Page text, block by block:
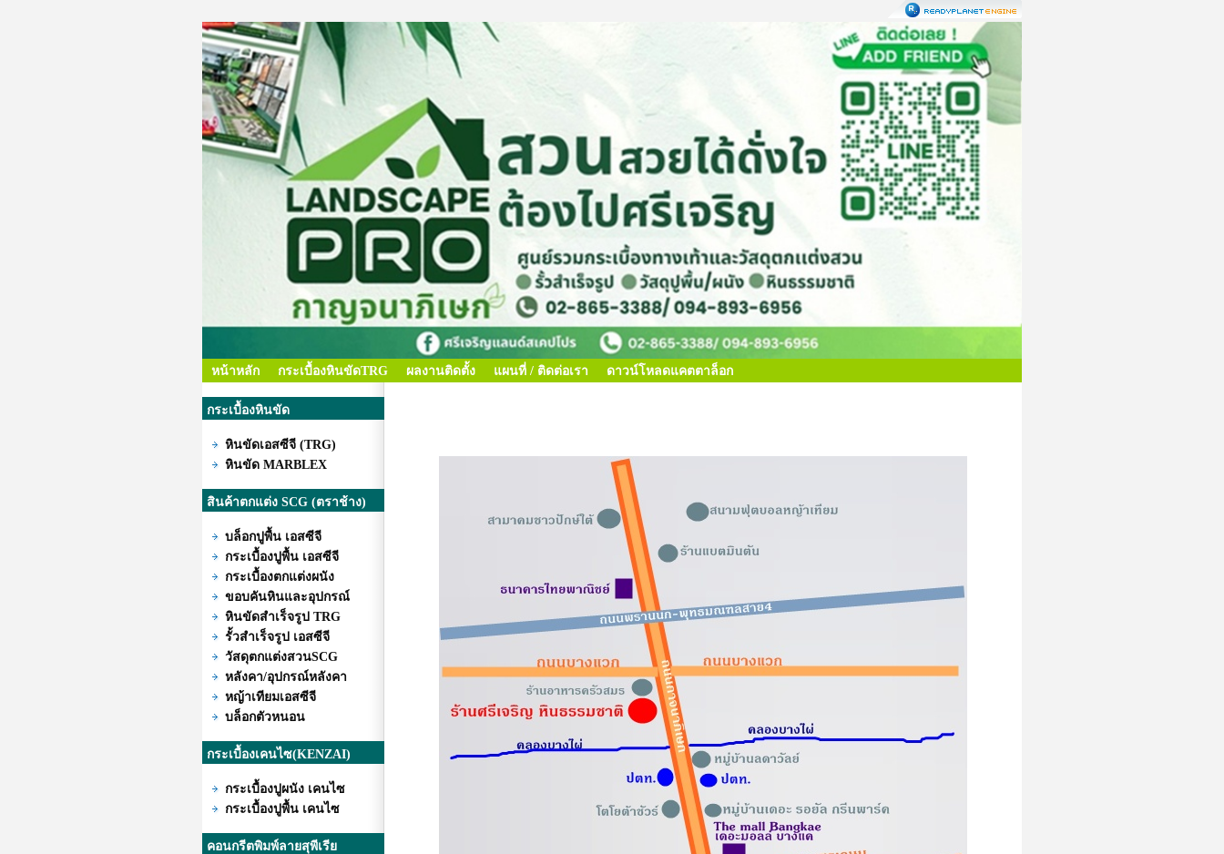
หน้าหลัก กระเบื้องหินขัดTRG ผลงานติดตั้ง แผนที่ / ติดต่อเรา ดาวน์โหลดแคตตาล็อก
กระเบื้องหินขัด
หินขัดเอสซีจี (TRG)
หินขัด MARBLEX
สินค้าตกแต่ง SCG (ตราช้าง)
บล็อกปูพื้น เอสซีจี
กระเบื้องปูพื้น เอสซีจี
กระเบื้องตกแต่งผนัง
ขอบคันหินและอุปกรณ์
หินขัดสำเร็จรูป TRG
รั้วสำเร็จรูป เอสซีจี
วัสดุตกแต่งสวนSCG
หลังคา/อุปกรณ์หลังคา
หญ้าเทียมเอสซีจี
บล็อกตัวหนอน
กระเบื้องเคนไซ(KENZAI)
กระเบื้องปูผนัง เคนไซ
กระเบื้องปูพื้น เคนไซ
คอนกรีตพิมพ์ลายสุพีเรีย